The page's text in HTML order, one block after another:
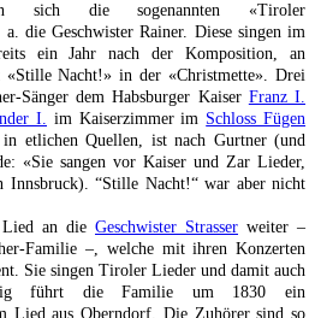
sich die sogenannten «Tiroler
a. die Geschwister Rainer. Diese singen im
ein Jahr nach der Komposition, an
«Stille Nacht!» in der «Christmette». Drei
Sänger dem Habsburger Kaiser Franz I.
I. im Kaiserzimmer im Schloss Fügen
in etlichen Quellen, ist nach Gurtner (und
«Sie sangen vor Kaiser und Zar Lieder,
“Stille Nacht!“ war aber nicht
Lied an die Geschwister Strasser weiter –
Familie –, welche mit ihren Konzerten
Sie singen Tiroler Lieder und damit auch
führt die Familie um 1830 ein
Lied aus Oberndorf. Die Zuhörer sind so